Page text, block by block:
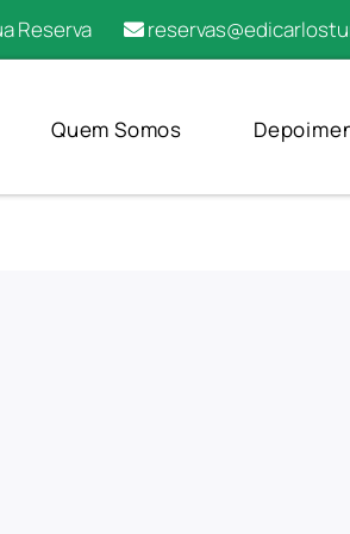
Reserva
Quem Somos